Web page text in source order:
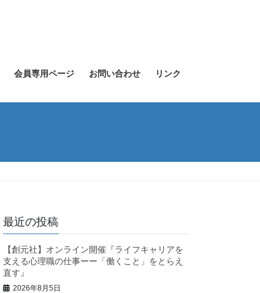
会員専用ページ お問い合わせ リンク
最近の投稿
【創元社】オンライン開催『ライフキャリアを
支える心理職の仕事ーー「働くこと」をとらえ
直す』
2026年8月5日